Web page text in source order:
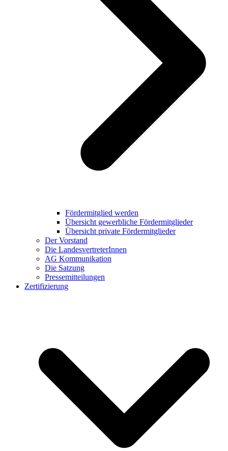
Fördermitglied werden
Übersicht gewerbliche Fördermitglieder
Übersicht private Fördermitglieder
Der Vorstand
Die LandesvertreterInnen
AG Kommunikation
Die Satzung
Pressemitteilungen
Zertifizierung